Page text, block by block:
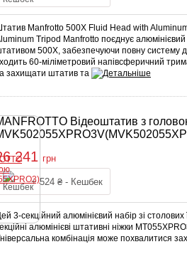
Manfrotto 500X Fluid Head with
Tripod Manfrotto поєднує
500X, забезпечуючи повну систему
60-міліметровий напівсферичний
захищати штатив та
Відеоштатив з
241 грн
+ 524 ₴ - Кешбек
3-секційний алюмінієвий набір зі
алюмінієві штативні ніжки
комбінація може похвалитися